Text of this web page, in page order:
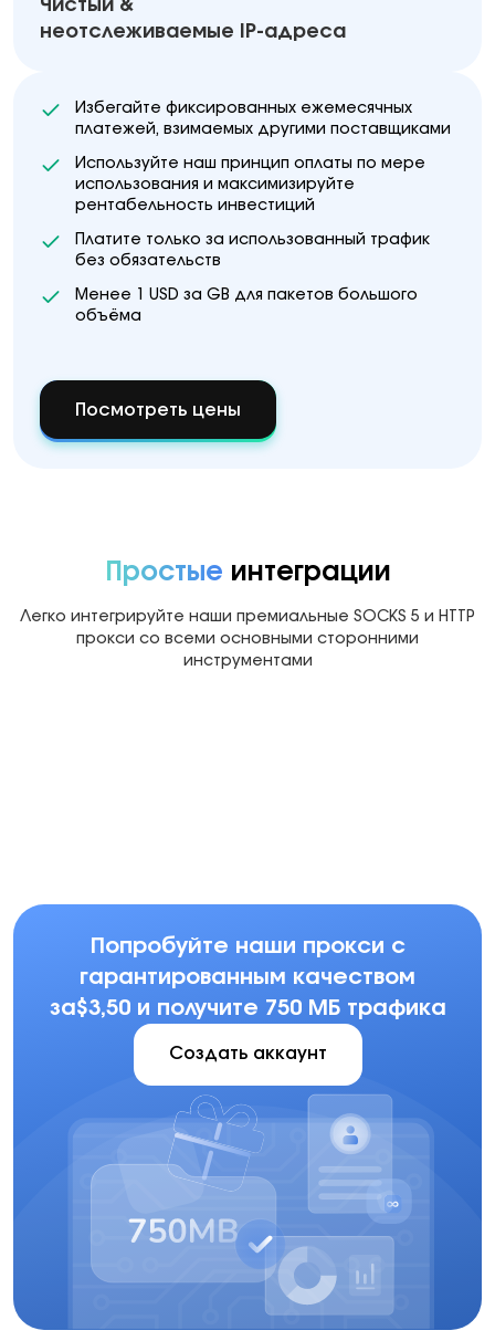
Чистый &
неотслеживаемые IP-адреса
Избегайте фиксированных ежемесячных
платежей, взимаемых другими поставщиками
Используйте наш принцип оплаты по мере
использования и максимизируйте
рентабельность инвестиций
Платите только за использованный трафик
без обязательств
Менее 1 USD за GB для пакетов большого
объёма
Посмотреть цены
Простые интеграции
Легко интегрируйте наши премиальные SOCKS 5 и HTTP
прокси со всеми основными сторонними
инструментами
Попробуйте наши прокси с
гарантированным качеством
за$3,50 и получите 750 МБ трафика
Создать аккаунт